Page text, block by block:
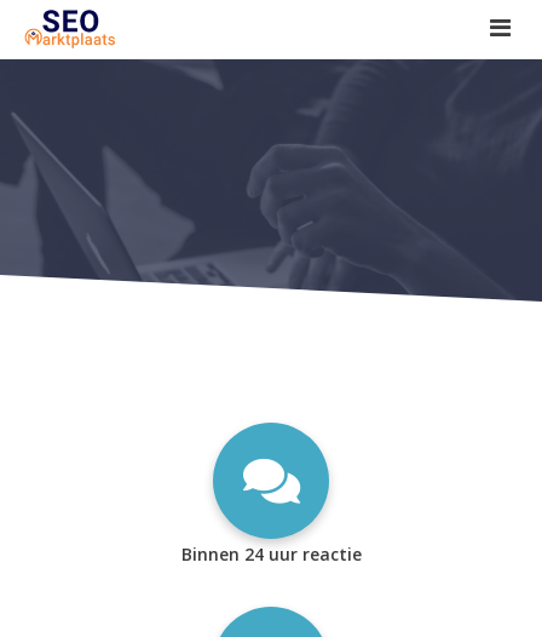
SEO tools reviews
Marketeer bij jou in de buurt?
Offerte
1. Seo voor beginners +
2. Onderzoeken +
Binnen 24 uur reactie